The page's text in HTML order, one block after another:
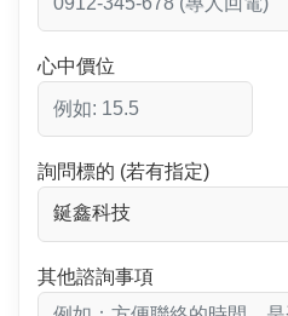
心中價位
詢問標的 (若有指定)
其他諮詢事項